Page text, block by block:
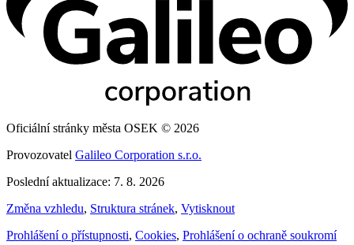
Oficiální stránky města OSEK © 2026
Provozovatel Galileo Corporation s.r.o.
Poslední aktualizace: 7. 8. 2026
Změna vzhledu, Struktura stránek, Vytisknout
Prohlášení o přístupnosti, Cookies, Prohlášení o ochraně soukromí